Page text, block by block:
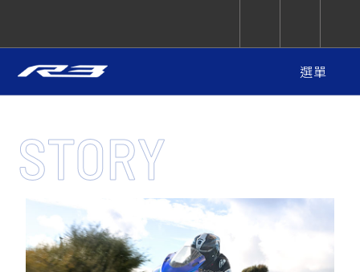
依風格 依排氣量
Super
Sport
Hyper
Naked
MT-
09
Y-
AMT
MT-
09
550+
XSR
依風格 依排氣量
Premium Sport Fashion
CYGNUS
XR
150
Limi BW'S
125
AXIS
2.5 kw
追蹤愛車
瀏覽紀錄
選單
選購配件
圖集
STORY